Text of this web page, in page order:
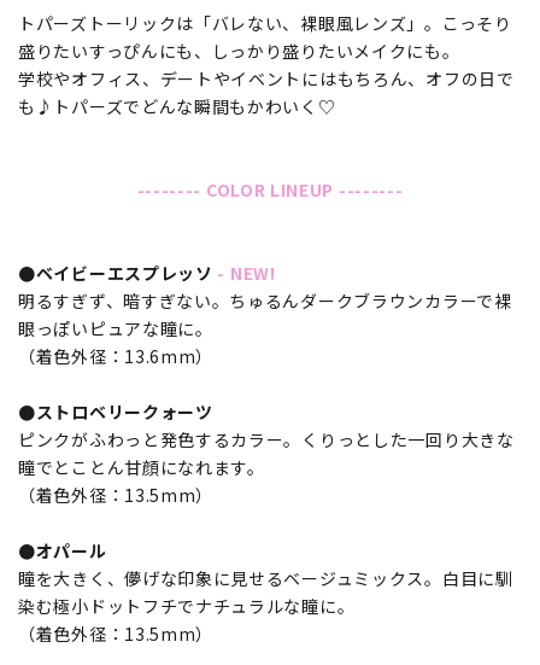
トパーズトーリックは「バレない、裸眼風レンズ」。こっそり
盛りたいすっぴんにも、しっかり盛りたいメイクにも。
学校やオフィス、デートやイベントにはもちろん、オフの日で
も♪トパーズでどんな瞬間もかわいく♡
-------- COLOR LINEUP --------
●ベイビーエスプレッソ - NEW!
明るすぎず、暗すぎない。ちゅるんダークブラウンカラーで裸
眼っぽいピュアな瞳に。
（着色外径：13.6mm）
●ストロベリークォーツ
ピンクがふわっと発色するカラー。くりっとした一回り大きな
瞳でとことん甘顔になれます。
（着色外径：13.5mm）
●オパール
瞳を大きく、儚げな印象に見せるベージュミックス。白目に馴
染む極小ドットフチでナチュラルな瞳に。
（着色外径：13.5mm）